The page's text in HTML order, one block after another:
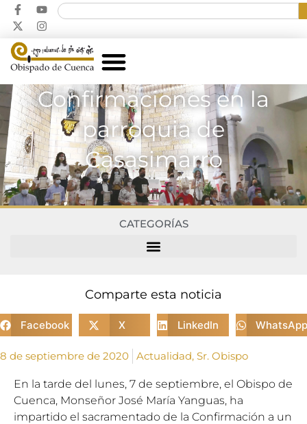
Confirmaciones en la
parroquia de
Casasimarro
CATEGORÍAS
Comparte esta noticia
Facebook X LinkedIn WhatsApp
8 de septiembre de 2020 Actualidad, Sr. Obispo
En la tarde del lunes, 7 de septiembre, el Obispo de
Cuenca, Monseñor José María Yanguas, ha
impartido el sacramentado de la Confirmación a un